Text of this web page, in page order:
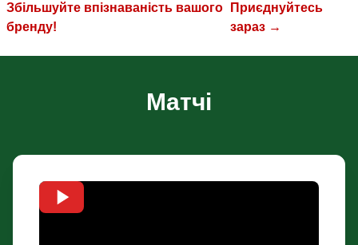
Збільшуйте впізнаваність вашого
бренду!
Приєднуйтесь
зараз →
Матчі